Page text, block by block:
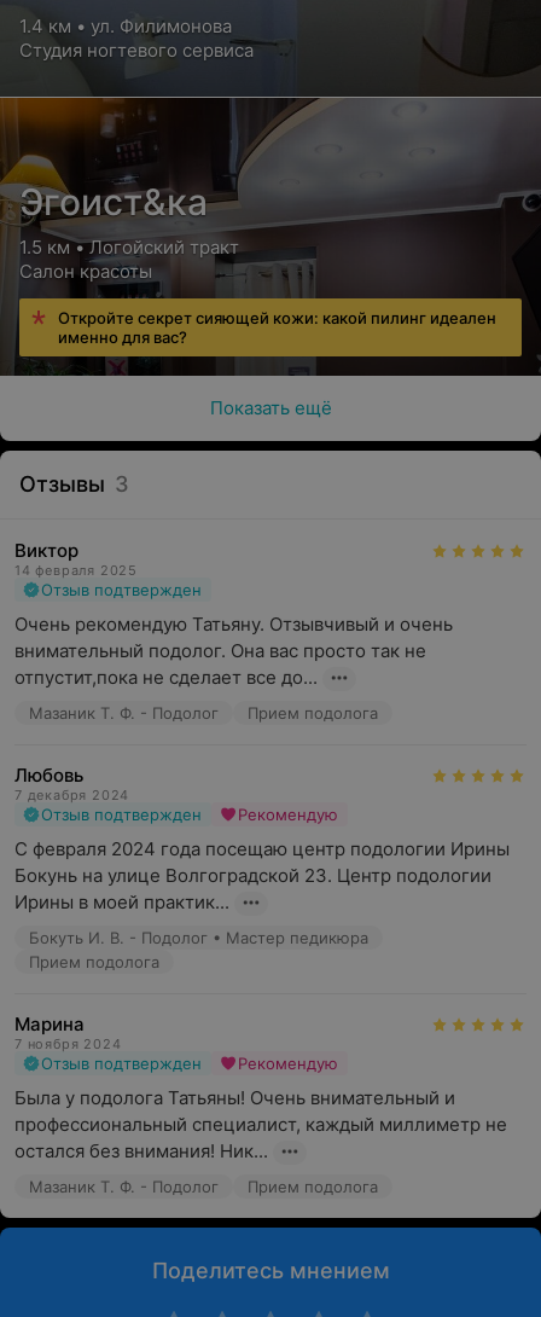
1.4 км • ул. Филимонова
Студия ногтевого сервиса
Эгоист&ка
1.5 км • Логойский тракт
Салон красоты
Откройте секрет сияющей кожи: какой пилинг идеален
именно для вас?
Показать ещё
Отзывы 3
Виктор
14 февраля 2025
Отзыв подтвержден
Очень рекомендую Татьяну. Отзывчивый и очень
внимательный подолог. Она вас просто так не
отпустит,пока не сделает все до...
Мазаник Т. Ф. - Подолог Прием подолога
Любовь
7 декабря 2024
Отзыв подтвержден Рекомендую
С февраля 2024 года посещаю центр подологии Ирины
Бокунь на улице Волгоградской 23. Центр подологии
Ирины в моей практик...
Бокуть И. В. - Подолог • Мастер педикюра
Прием подолога
Марина
7 ноября 2024
Отзыв подтвержден Рекомендую
Была у подолога Татьяны! Очень внимательный и
профессиональный специалист, каждый миллиметр не
остался без внимания! Ник...
Мазаник Т. Ф. - Подолог Прием подолога
Поделитесь мнением